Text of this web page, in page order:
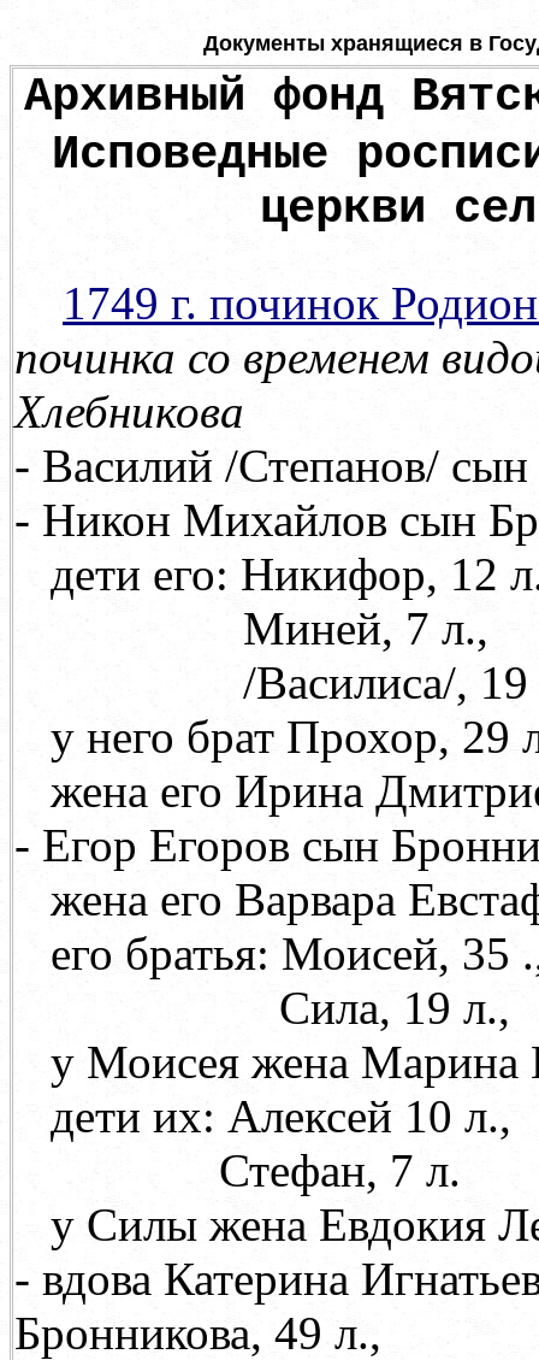
Документы хранящиеся в
Архивный фонд
Исповедные
церкви
1749 г. починок
починка со временем
Хлебникова
- Василий /Степанов/
- Никон Михайлов сын
дети его: Никифор, 12
Миней, 7 л.,
/Василиса/, 19
у него брат Прохор, 29
жена его Ирина
- Егор Егоров сын
жена его Варвара
его братья: Моисей, 35
Сила, 19 л.,
у Моисея жена Марина
дети их: Алексей 10 л.,
Стефан, 7 л.
у Силы жена Евдокия
- вдова Катерина
Бронникова, 49 л.,